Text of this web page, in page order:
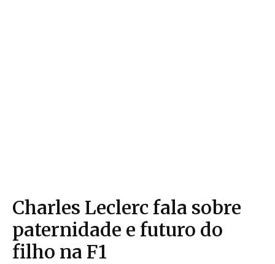
Charles Leclerc fala sobre
paternidade e futuro do
filho na F1